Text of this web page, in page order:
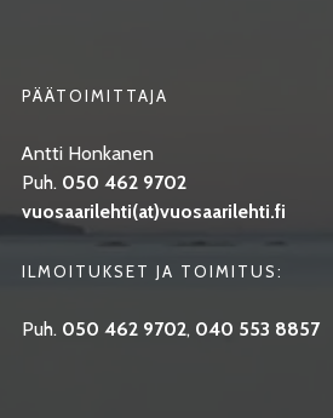
PÄÄTOIMITTAJA
Antti Honkanen
Puh. 050 462 9702
vuosaarilehti(at)vuosaarilehti.fi
ILMOITUKSET JA TOIMITUS:
Puh. 050 462 9702, 040 553 8857